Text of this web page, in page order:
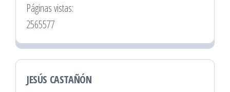
Páginas vistas:
2565577
JESÚS CASTAÑÓN